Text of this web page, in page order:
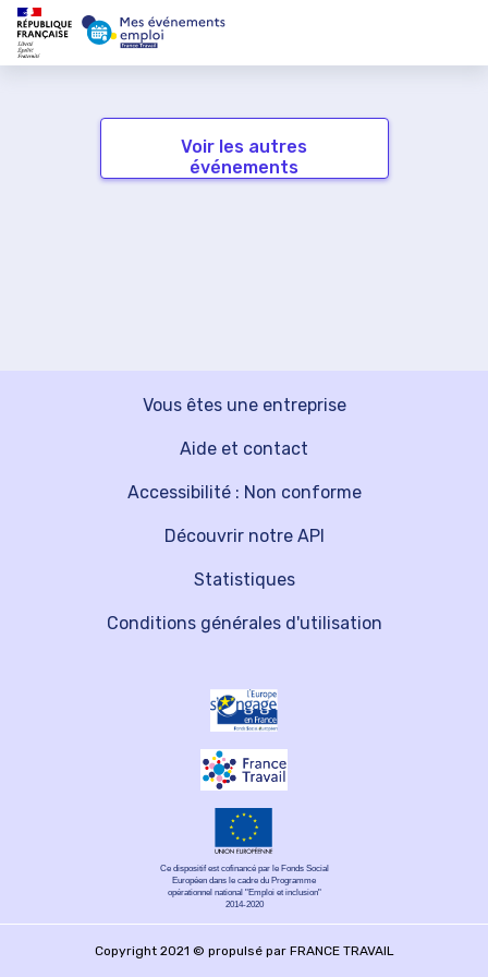
Voir les autres
événements
Vous êtes une entreprise
Découvrir notre API
Aide et contact
Statistiques
Accessibilité : Non conforme
Conditions générales d'utilisation
Ce dispositif est cofinancé par le Fonds Social
Européen dans le cadre du Programme
opérationnel national "Emploi et inclusion"
2014-2020
Copyright 2021 © propulsé par FRANCE TRAVAIL